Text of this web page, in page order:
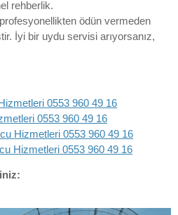
rehberlik.
ödün vermeden
İyi bir uydu servisi arıyorsanız,
0553 960 49 16
0553 960 49 16
Hizmetleri 0553 960 49 16
Hizmetleri 0553 960 49 16